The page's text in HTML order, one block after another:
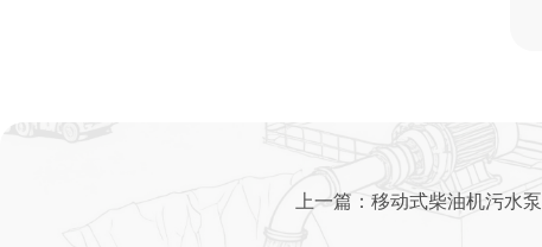
上一篇： 移动式柴油机污水泵